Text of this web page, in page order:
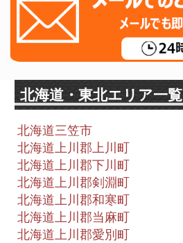
北海道・東北エリア一覧
北海道三笠市
北海道上川郡上川町
北海道上川郡下川町
北海道上川郡剣淵町
北海道上川郡和寒町
北海道上川郡当麻町
北海道上川郡愛別町